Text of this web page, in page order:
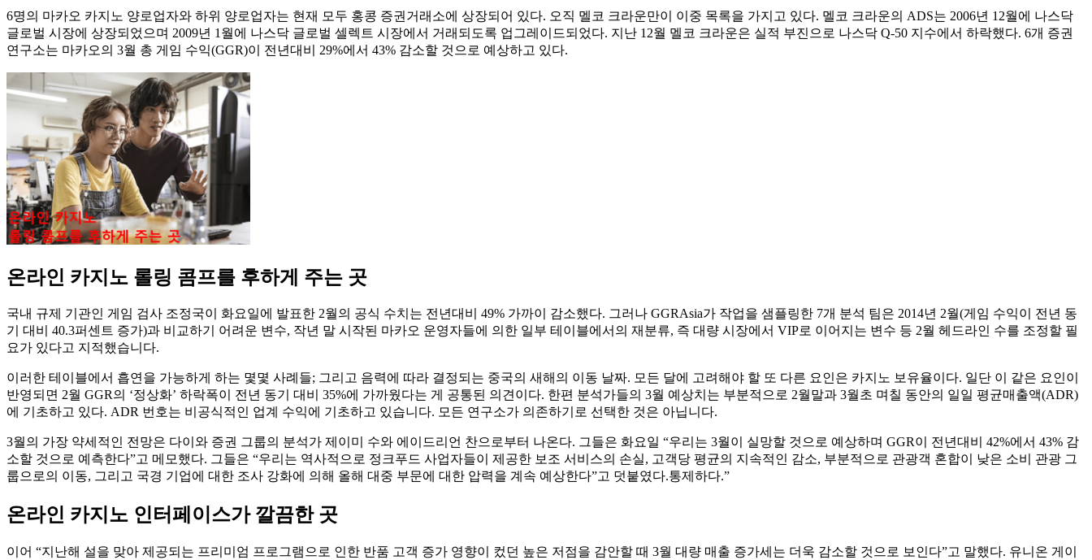
6명의 마카오 카지노 양로업자와 하위 양로업자는 현재 모두 홍콩 증권거래소에 상장되어 있다. 오직 멜코 크라운만이 이중 목록을 가지고 있다. 멜코 크라운의 ADS는 2006년 12월에 나스닥
글로벌 시장에 상장되었으며 2009년 1월에 나스닥 글로벌 셀렉트 시장에서 거래되도록 업그레이드되었다. 지난 12월 멜코 크라운은 실적 부진으로 나스닥 Q-50 지수에서 하락했다. 6개 증권
연구소는 마카오의 3월 총 게임 수익(GGR)이 전년대비 29%에서 43% 감소할 것으로 예상하고 있다.
온라인 카지노 롤링 콤프를 후하게 주는 곳
국내 규제 기관인 게임 검사 조정국이 화요일에 발표한 2월의 공식 수치는 전년대비 49% 가까이 감소했다. 그러나 GGRAsia가 작업을 샘플링한 7개 분석 팀은 2014년 2월(게임 수익이 전년 동
기 대비 40.3퍼센트 증가)과 비교하기 어려운 변수, 작년 말 시작된 마카오 운영자들에 의한 일부 테이블에서의 재분류, 즉 대량 시장에서 VIP로 이어지는 변수 등 2월 헤드라인 수를 조정할 필
요가 있다고 지적했습니다.
이러한 테이블에서 흡연을 가능하게 하는 몇몇 사례들; 그리고 음력에 따라 결정되는 중국의 새해의 이동 날짜. 모든 달에 고려해야 할 또 다른 요인은 카지노 보유율이다. 일단 이 같은 요인이
반영되면 2월 GGR의 ‘정상화’ 하락폭이 전년 동기 대비 35%에 가까웠다는 게 공통된 의견이다. 한편 분석가들의 3월 예상치는 부분적으로 2월말과 3월초 며칠 동안의 일일 평균매출액(ADR)
에 기초하고 있다. ADR 번호는 비공식적인 업계 수익에 기초하고 있습니다. 모든 연구소가 의존하기로 선택한 것은 아닙니다.
3월의 가장 약세적인 전망은 다이와 증권 그룹의 분석가 제이미 수와 에이드리언 찬으로부터 나온다. 그들은 화요일 “우리는 3월이 실망할 것으로 예상하며 GGR이 전년대비 42%에서 43% 감
소할 것으로 예측한다”고 메모했다. 그들은 “우리는 역사적으로 정크푸드 사업자들이 제공한 보조 서비스의 손실, 고객당 평균의 지속적인 감소, 부분적으로 관광객 혼합이 낮은 소비 관광 그
룹으로의 이동, 그리고 국경 기업에 대한 조사 강화에 의해 올해 대중 부문에 대한 압력을 계속 예상한다”고 덧붙였다.통제하다.”
온라인 카지노 인터페이스가 깔끔한 곳
이어 “지난해 설을 맞아 제공되는 프리미엄 프로그램으로 인한 반품 고객 증가 영향이 컸던 높은 저점을 감안할 때 3월 대량 매출 증가세는 더욱 감소할 것으로 보인다”고 말했다. 유니온 게이